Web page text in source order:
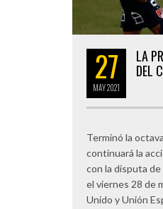
27
MAY2021
LA
DEL
Terminó la
continuará la
con la disputa de
el viernes 28 de
Unido y Unión